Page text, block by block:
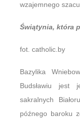
wzajemnego
Świątynia, która
fot. catholic.by
Bazylika
Budsławiu jest
sakralnych
późnego baroku